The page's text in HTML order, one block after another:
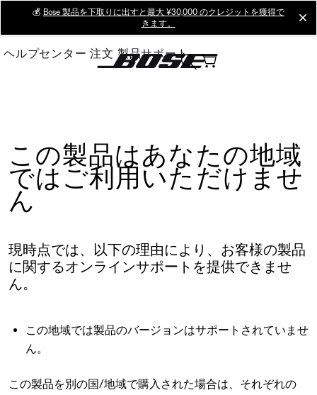
Main
💰 Bose 製品を下取りに出すと最大 ¥30,000 のクレジットを獲得で
きます。
ヘルプセンター 注文 製品サポート
この製品はあなたの地域
ではご利用いただけませ
ん
現時点では、以下の理由により、お客様の製品
に関するオンラインサポートを提供できませ
ん。
この地域では製品のバージョンはサポートされていませ
ん。
この製品を別の国/地域で購入された場合は、それぞれの